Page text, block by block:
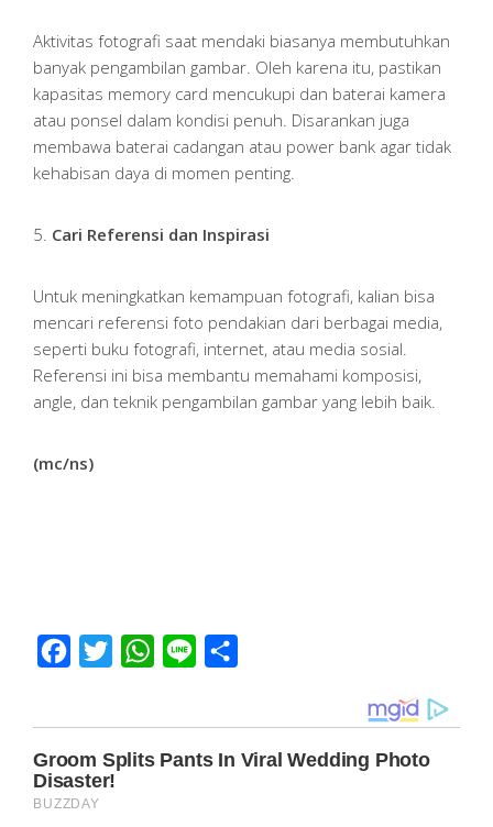
Aktivitas fotografi saat mendaki biasanya membutuhkan
banyak pengambilan gambar. Oleh karena itu, pastikan
kapasitas memory card mencukupi dan baterai kamera
atau ponsel dalam kondisi penuh. Disarankan juga
membawa baterai cadangan atau power bank agar tidak
kehabisan daya di momen penting.
5. Cari Referensi dan Inspirasi
Untuk meningkatkan kemampuan fotografi, kalian bisa
mencari referensi foto pendakian dari berbagai media,
seperti buku fotografi, internet, atau media sosial.
Referensi ini bisa membantu memahami komposisi,
angle, dan teknik pengambilan gambar yang lebih baik.
(mc/ns)
Facebook
Twitter WhatsApp
Line